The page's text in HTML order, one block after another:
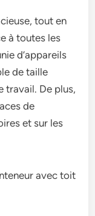
tout en
à toutes les
d’appareils
de taille
travail. De plus,
de
et sur les